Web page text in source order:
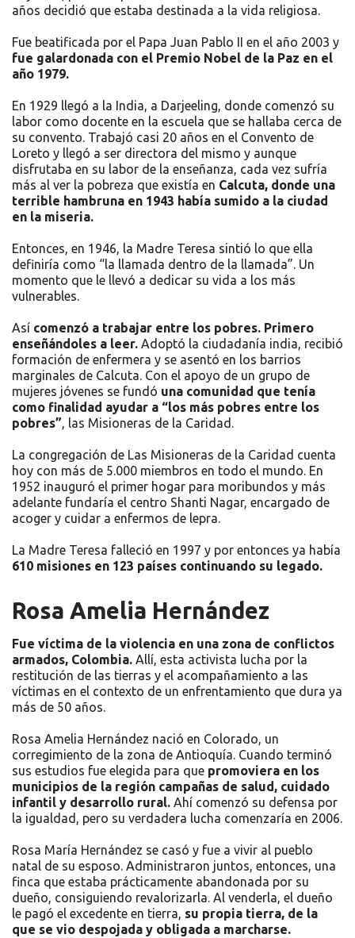
años decidió que estaba destinada a la vida religiosa.
Fue beatificada por el Papa Juan Pablo II en el año 2003 y
fue galardonada con el Premio Nobel de la Paz en el
año 1979.
En 1929 llegó a la India, a Darjeeling, donde comenzó su
labor como docente en la escuela que se hallaba cerca de
su convento. Trabajó casi 20 años en el Convento de
Loreto y llegó a ser directora del mismo y aunque
disfrutaba en su labor de la enseñanza, cada vez sufría
más al ver la pobreza que existía en Calcuta, donde una
terrible hambruna en 1943 había sumido a la ciudad
en la miseria.
Entonces, en 1946, la Madre Teresa sintió lo que ella
definiría como “la llamada dentro de la llamada”. Un
momento que le llevó a dedicar su vida a los más
vulnerables.
Así comenzó a trabajar entre los pobres. Primero
enseñándoles a leer. Adoptó la ciudadanía india, recibió
formación de enfermera y se asentó en los barrios
marginales de Calcuta. Con el apoyo de un grupo de
mujeres jóvenes se fundó una comunidad que tenía
como finalidad ayudar a “los más pobres entre los
pobres” , las Misioneras de la Caridad.
La congregación de Las Misioneras de la Caridad cuenta
hoy con más de 5.000 miembros en todo el mundo. En
1952 inauguró el primer hogar para moribundos y más
adelante fundaría el centro Shanti Nagar, encargado de
acoger y cuidar a enfermos de lepra.
La Madre Teresa falleció en 1997 y por entonces ya había
610 misiones en 123 países continuando su legado.
Rosa Amelia Hernández
Fue víctima de la violencia en una zona de conflictos
armados, Colombia. Allí, esta activista lucha por la
restitución de las tierras y el acompañamiento a las
víctimas en el contexto de un enfrentamiento que dura ya
más de 50 años.
Rosa Amelia Hernández nació en Colorado, un
corregimiento de la zona de Antioquía. Cuando terminó
sus estudios fue elegida para que promoviera en los
municipios de la región campañas de salud, cuidado
infantil y desarrollo rural. Ahí comenzó su defensa por
la igualdad, pero su verdadera lucha comenzaría en 2006.
Rosa María Hernández se casó y fue a vivir al pueblo
natal de su esposo. Administraron juntos, entonces, una
finca que estaba prácticamente abandonada por su
dueño, consiguiendo revalorizarla. Al venderla, el dueño
le pagó el excedente en tierra, su propia tierra, de la
que se vio despojada y obligada a marcharse.